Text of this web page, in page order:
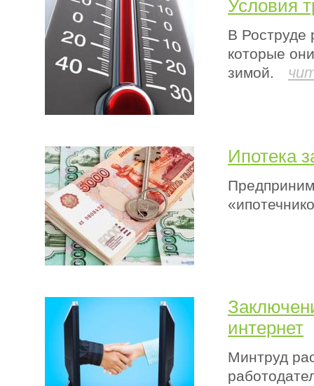
Условия
В Роструде
которые
зимой.
Ипотека
интернет
Минтруд